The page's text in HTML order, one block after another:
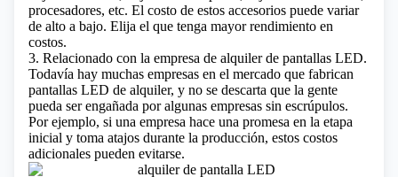
procesadores, etc. El costo de estos accesorios puede variar
de alto a bajo. Elija el que tenga mayor rendimiento en
costos.
3. Relacionado con la empresa de alquiler de pantallas LED.
Todavía hay muchas empresas en el mercado que fabrican
pantallas LED de alquiler, y no se descarta que la gente
pueda ser engañada por algunas empresas sin escrúpulos.
Por ejemplo, si una empresa hace una promesa en la etapa
inicial y toma atajos durante la producción, estos costos
adicionales pueden evitarse.